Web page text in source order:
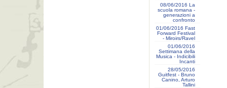
08/06/2016 La
scuola romana -
generazioni a
confronto
01/06/2016 Fast
Forward Festival
- Miroirs/Ravel
01/06/2016
Settimana della
Musica - Indicibili
Incanti
28/05/2016
Guitfest - Bruno
Canino, Arturo
Tallini